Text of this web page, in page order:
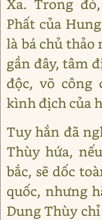
Xa. Trong
Phất của
là bá chủ thảo
gần đây, tâm
độc, võ công
kình địch của
Tuy hắn đã
Thùy hứa,
bắc, sẽ dốc
quốc, nhưng
Dung Thùy